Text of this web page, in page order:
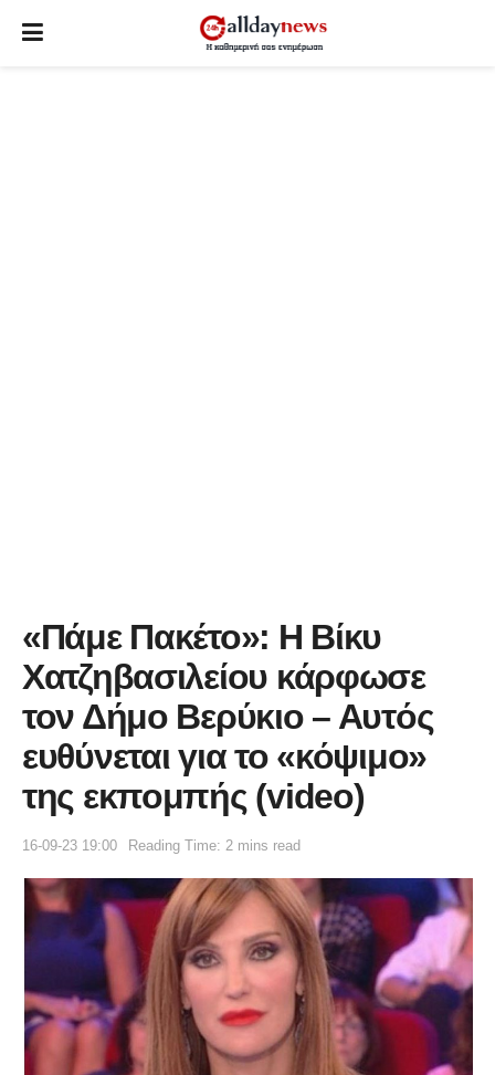
«Πάμε Πακέτο»: Η Βίκυ
Χατζηβασιλείου κάρφωσε
τον Δήμο Βερύκιο – Αυτός
ευθύνεται για το «κόψιμο»
της εκπομπής (video)
16-09-23 19:00 Reading Time: 2 mins read